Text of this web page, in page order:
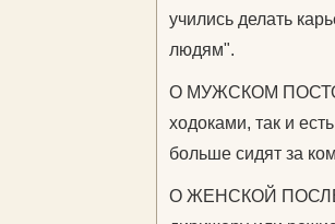
учились делать
людям".
О МУЖСКОМ
ходоками, так и
больше сидят за
О ЖЕНСКОЙ